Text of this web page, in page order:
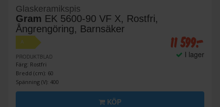
Glaskeramikspis
Gram EK 5600-90 VF X, Rostfri,
Ångrengöring, Barnsäker
A
PRODUKTBLAD
Färg: Rostfri
Bredd (cm): 60
Spänning (V): 400
11 599:-
I lager
KÖP